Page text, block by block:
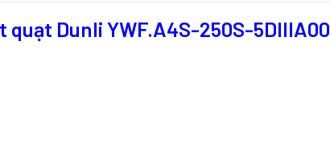
quạt Dunli YWF.A4S-250S-5DIIIA00